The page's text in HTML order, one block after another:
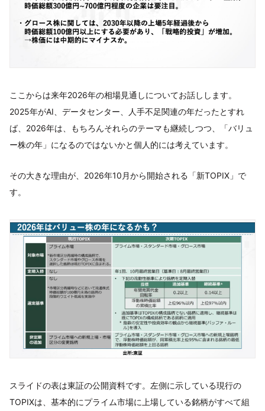
ここからは来年2026年の相場見通しについてお話しします。
2025年がAI、データセンター、人手不足関連の年だったとすれ
ば、2026年は、もちろんそれらのテーマも継続しつつ、「バリュ
ー株の年」になるのではないかと個人的には考えています。
その大きな理由が、2026年10月から開始される「新TOPIX」で
す。
スライドの表は東証の公開資料です。左側に示している現行の
TOPIXは、基本的にプライム市場に上場している銘柄がすべて組